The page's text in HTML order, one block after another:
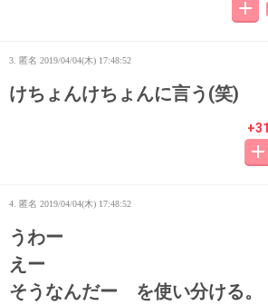
3. 匿名 2019/04/04(木) 17:48:52
けちょんけちょんに言う(笑)
+31
4. 匿名 2019/04/04(木) 17:48:52
うわー
えー
そうなんだー を使い分ける。